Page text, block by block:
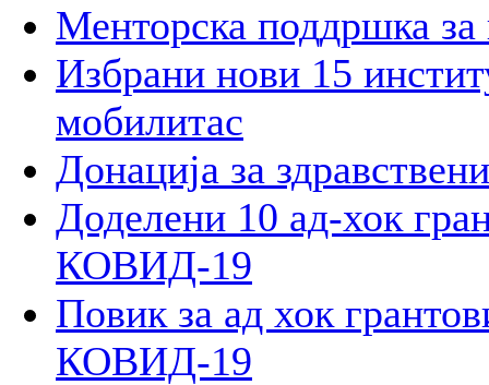
Менторска поддршка за
Избрани нови 15
мобилитас
Донација за
Доделени 10 ад-хок
КОВИД-19
Повик за ад хок
КОВИД-19